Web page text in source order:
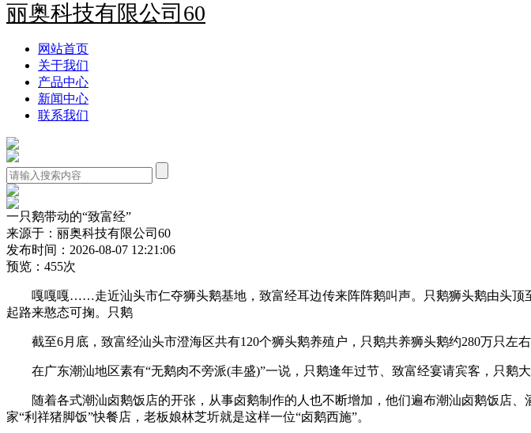
丽奥科技有限公司60
网站首页
关于我们
产品中心
新闻中心
联系我们
一只鹅带动的“致富经”
来源于：丽奥科技有限公司60
发布时间：2026-08-07 12:21:06
预览：455次
嘎嘎嘎……走近汕头市仁夺狮头鹅基地，致富经耳边传来阵阵鹅叫声。只鹅狮头鹅由头顶
起路来憨态可掬。只鹅
截至6月底，致富经汕头市澄海区共有120个狮头鹅养殖户，只鹅共养狮头鹅约280万只左
在广东潮汕地区素有“无鹅肉不旁派(丰盛)”一说，只鹅逢年过节、致富经宴请宾客，只鹅
随着各式潮汕卤鹅饭店的开张，从事卤鹅制作的人也不断增加，他们遍布潮汕卤鹅饭店
家“利祥猪脚饭”快餐店，老板娘林芝圻就是这样一位“卤鹅西施”。